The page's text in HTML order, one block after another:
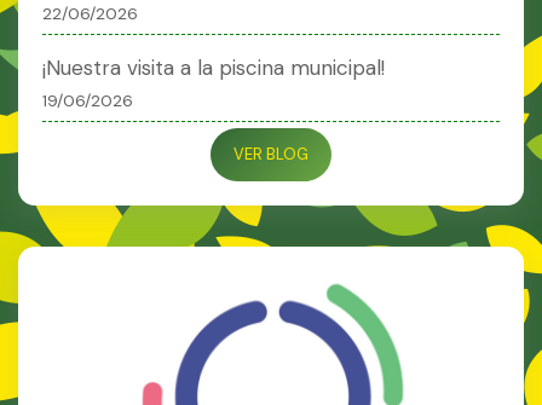
22/06/2026
¡Nuestra visita a la piscina municipal!
19/06/2026
VER BLOG